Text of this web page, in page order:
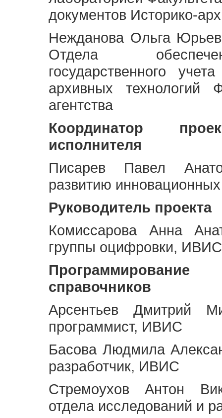
документов Историко-
Нежданова Ольга
Отдела
государственного
архивных технологий
агентства
Координатор
исполнителя
Писарев Павел
развитию
Руководитель проекта
Комиссарова Анна
группы оцифровки, ИВИС
Программирование
справочников
Арсентьев Дмитрий
программист, ИВИС
Басова Людмила
разработчик, ИВИС
Стремоухов Антон
отдела исследований и